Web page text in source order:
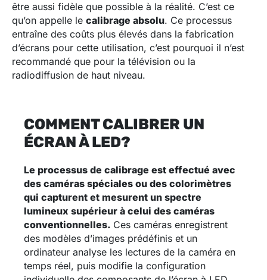
être aussi fidèle que possible à la réalité. C’est ce
qu’on appelle le calibrage absolu. Ce processus
entraîne des coûts plus élevés dans la fabrication
d’écrans pour cette utilisation, c’est pourquoi il n’est
recommandé que pour la télévision ou la
radiodiffusion de haut niveau.
COMMENT CALIBRER UN
ÉCRAN À LED?
Le processus de calibrage est effectué avec
des caméras spéciales ou des colorimètres
qui capturent et mesurent un spectre
lumineux supérieur à celui des caméras
conventionnelles. Ces caméras enregistrent
des modèles d’images prédéfinis et un
ordinateur analyse les lectures de la caméra en
temps réel, puis modifie la configuration